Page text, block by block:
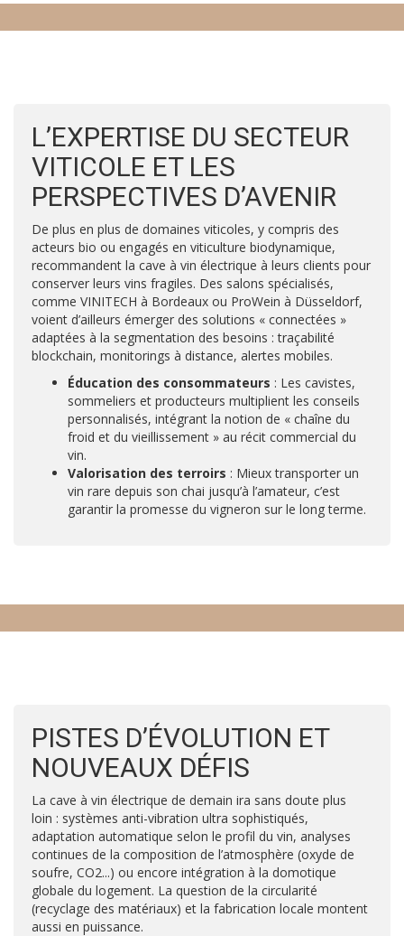
L’EXPERTISE DU SECTEUR
VITICOLE ET LES
PERSPECTIVES D’AVENIR
De plus en plus de domaines viticoles, y compris des
acteurs bio ou engagés en viticulture biodynamique,
recommandent la cave à vin électrique à leurs clients pour
conserver leurs vins fragiles. Des salons spécialisés,
comme VINITECH à Bordeaux ou ProWein à Düsseldorf,
voient d’ailleurs émerger des solutions « connectées »
adaptées à la segmentation des besoins : traçabilité
blockchain, monitorings à distance, alertes mobiles.
Éducation des consommateurs : Les cavistes,
sommeliers et producteurs multiplient les conseils
personnalisés, intégrant la notion de « chaîne du
froid et du vieillissement » au récit commercial du
vin.
Valorisation des terroirs : Mieux transporter un
vin rare depuis son chai jusqu’à l’amateur, c’est
garantir la promesse du vigneron sur le long terme.
PISTES D’ÉVOLUTION ET
NOUVEAUX DÉFIS
La cave à vin électrique de demain ira sans doute plus
loin : systèmes anti-vibration ultra sophistiqués,
adaptation automatique selon le profil du vin, analyses
continues de la composition de l’atmosphère (oxyde de
soufre, CO2...) ou encore intégration à la domotique
globale du logement. La question de la circularité
(recyclage des matériaux) et la fabrication locale montent
aussi en puissance.